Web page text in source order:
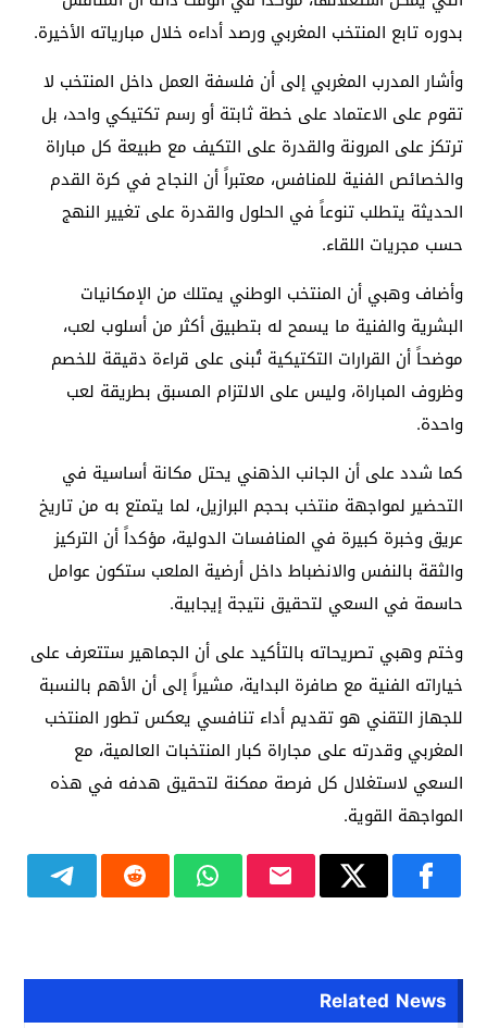
بدوره تابع المنتخب المغربي ورصد أداءه خلال مبارياته الأخيرة.
وأشار المدرب المغربي إلى أن فلسفة العمل داخل المنتخب لا
تقوم على الاعتماد على خطة ثابتة أو رسم تكتيكي واحد، بل
ترتكز على المرونة والقدرة على التكيف مع طبيعة كل مباراة
والخصائص الفنية للمنافس، معتبراً أن النجاح في كرة القدم
الحديثة يتطلب تنوعاً في الحلول والقدرة على تغيير النهج
حسب مجريات اللقاء.
وأضاف وهبي أن المنتخب الوطني يمتلك من الإمكانيات
البشرية والفنية ما يسمح له بتطبيق أكثر من أسلوب لعب،
موضحاً أن القرارات التكتيكية تُبنى على قراءة دقيقة للخصم
وظروف المباراة، وليس على الالتزام المسبق بطريقة لعب
واحدة.
كما شدد على أن الجانب الذهني يحتل مكانة أساسية في
التحضير لمواجهة منتخب بحجم البرازيل، لما يتمتع به من تاريخ
عريق وخبرة كبيرة في المنافسات الدولية، مؤكداً أن التركيز
والثقة بالنفس والانضباط داخل أرضية الملعب ستكون عوامل
حاسمة في السعي لتحقيق نتيجة إيجابية.
وختم وهبي تصريحاته بالتأكيد على أن الجماهير ستتعرف على
خياراته الفنية مع صافرة البداية، مشيراً إلى أن الأهم بالنسبة
للجهاز التقني هو تقديم أداء تنافسي يعكس تطور المنتخب
المغربي وقدرته على مجاراة كبار المنتخبات العالمية، مع
السعي لاستغلال كل فرصة ممكنة لتحقيق هدفه في هذه
المواجهة القوية.
Related News